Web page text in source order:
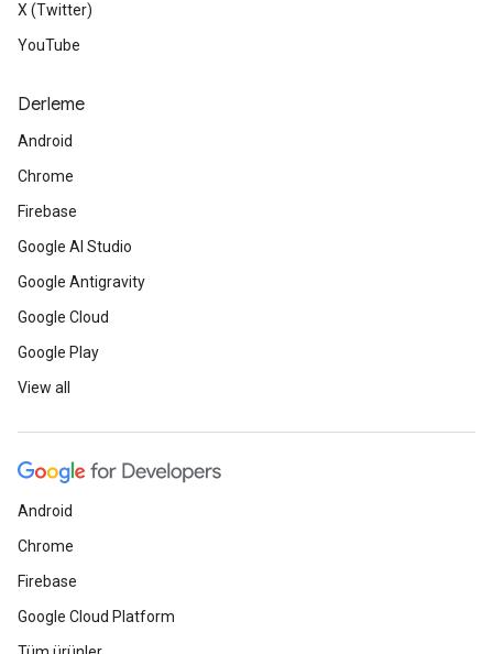
X (Twitter)
YouTube
Derleme
Android
Chrome
Firebase
Google AI Studio
Google Antigravity
Google Cloud
Google Play
View all
Android
Chrome
Firebase
Google Cloud Platform